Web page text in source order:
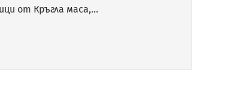
от Кръгла маса,…